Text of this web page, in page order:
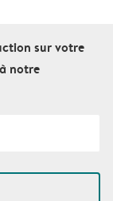
sur votre
notre